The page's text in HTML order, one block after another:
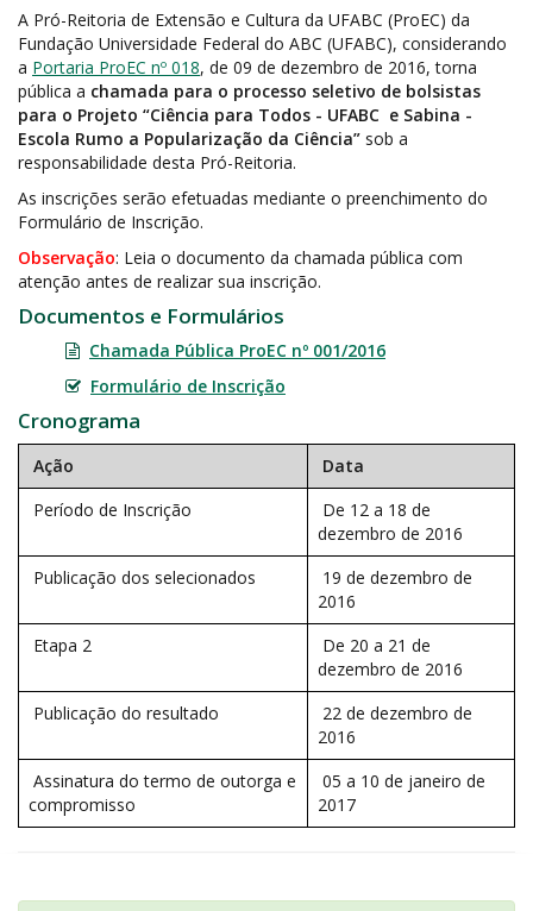
A Pró-Reitoria de Extensão e Cultura da UFABC (ProEC) da
Fundação Universidade Federal do ABC (UFABC), considerando
a Portaria ProEC nº 018, de 09 de dezembro de 2016, torna
pública a chamada para o processo seletivo de bolsistas
para o Projeto “Ciência para Todos - UFABC e Sabina -
Escola Rumo a Popularização da Ciência” sob a
responsabilidade desta Pró-Reitoria.
As inscrições serão efetuadas mediante o preenchimento do
Formulário de Inscrição.
Observação: Leia o documento da chamada pública com
atenção antes de realizar sua inscrição.
Documentos e Formulários
Chamada Pública ProEC nº 001/2016
Formulário de Inscrição
Cronograma
Ação
Data
Período de Inscrição
De 12 a 18 de
dezembro de 2016
Publicação dos selecionados
19 de dezembro de
2016
Etapa 2
De 20 a 21 de
dezembro de 2016
Publicação do resultado
22 de dezembro de
2016
Assinatura do termo de outorga e
compromisso
05 a 10 de janeiro de
2017